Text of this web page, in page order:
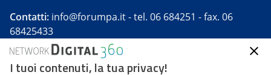
Contatti: info@forumpa.it- tel. 06 684251 - fax. 06
68425433
Forumpa.itè una pubblicazione telematica iscritta
I tuoi contenuti, la tua privacy!